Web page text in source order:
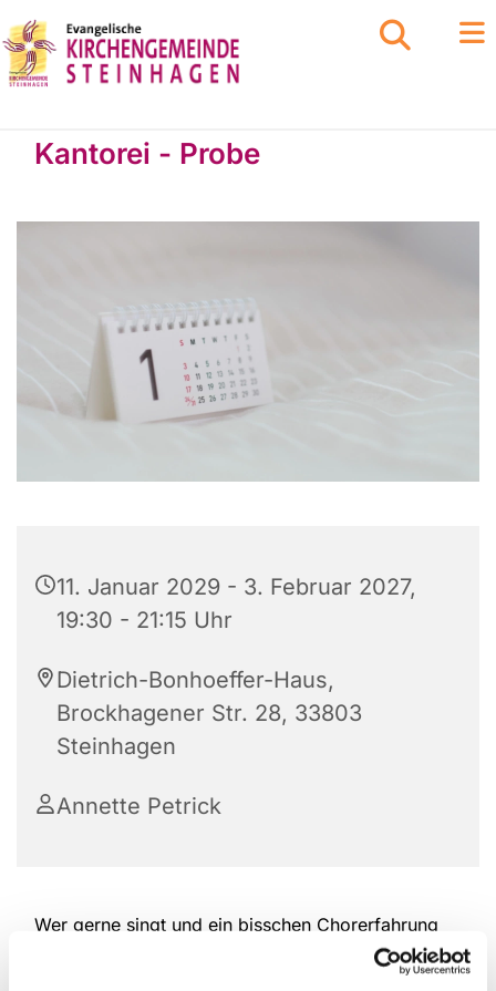
Kantorei - Probe
11. Januar 2029 - 3. Februar 2027,
19:30 - 21:15 Uhr
Dietrich-Bonhoeffer-Haus,
Brockhagener Str. 28, 33803
Steinhagen
Annette Petrick
Wer gerne singt und ein bisschen Chorerfahrung
hat, ist herzlich willkommen, bei der Kantorei
reinzuschauen und mitzumachen. Das Repertoire